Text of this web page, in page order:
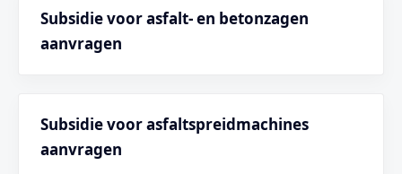
Subsidie voor asfalt- en betonzagen
aanvragen
Subsidie voor asfaltspreidmachines
aanvragen